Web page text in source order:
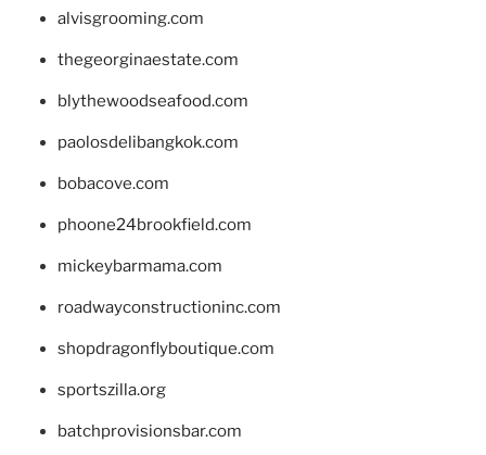
alvisgrooming.com
thegeorginaestate.com
blythewoodseafood.com
paolosdelibangkok.com
bobacove.com
phoone24brookfield.com
mickeybarmama.com
roadwayconstructioninc.com
shopdragonflyboutique.com
sportszilla.org
batchprovisionsbar.com